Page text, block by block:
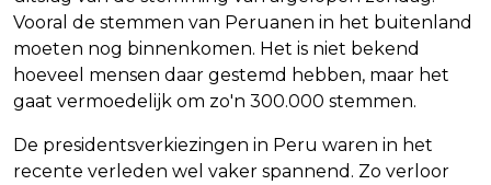
Vooral de stemmen van Peruanen in het buitenland
moeten nog binnenkomen. Het is niet bekend
hoeveel mensen daar gestemd hebben, maar het
gaat vermoedelijk om zo'n 300.000 stemmen.
De presidentsverkiezingen in Peru waren in het
recente verleden wel vaker spannend. Zo verloor